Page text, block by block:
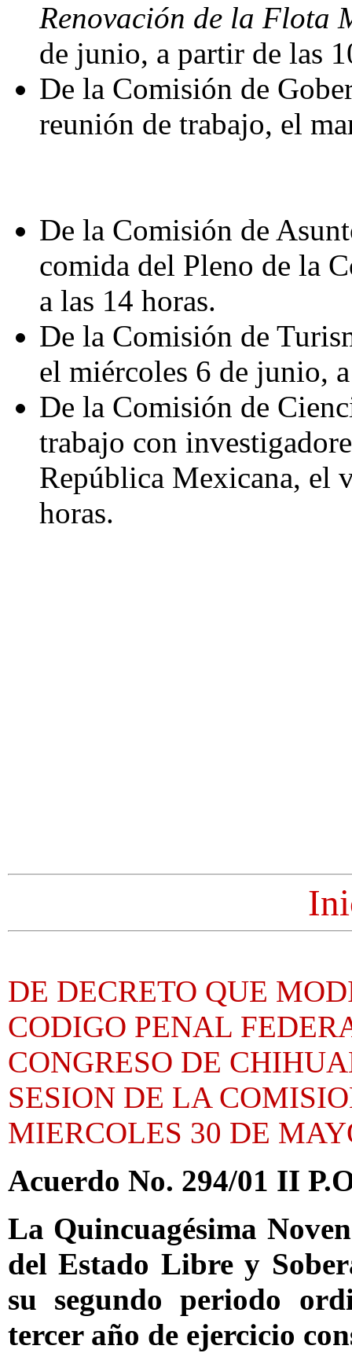
Renovación de la Flota
de junio, a partir de las
De la Comisión de
reunión de trabajo, el
De la Comisión de
comida del Pleno de la
a las 14 horas.
De la Comisión de
el miércoles 6 de junio,
De la Comisión de
trabajo con
República Mexicana, el
horas.
DE DECRETO QUE
CODIGO PENAL
CONGRESO DE
SESION DE LA
MIERCOLES 30 DE
Acuerdo No. 294/01 II
La Quincuagésima
del Estado Libre y
su segundo periodo
tercer año de ejercicio